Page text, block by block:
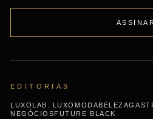
ASSINAR
EDITORIAS
LUXO LAB. LUXO MODA BELEZA
NEGÓCIOS FUTURE BLACK